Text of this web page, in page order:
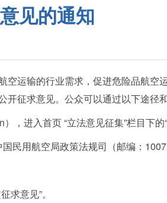
见的通知
运输的行业需求，促进危险品航空
开征求意见。公众可以通过以下途径
进入首页 “立法意见征集”栏目下的“
用航空局政策法规司（邮编：
意见”。